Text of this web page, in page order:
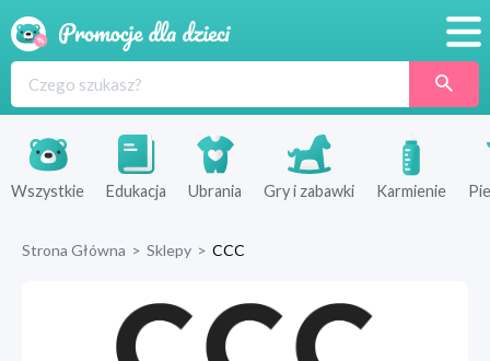
Produkty
Sklepy
Wszystkie Edukacja Ubrania Gry i zabawki Karmienie
Strona Główna > Sklepy > CCC